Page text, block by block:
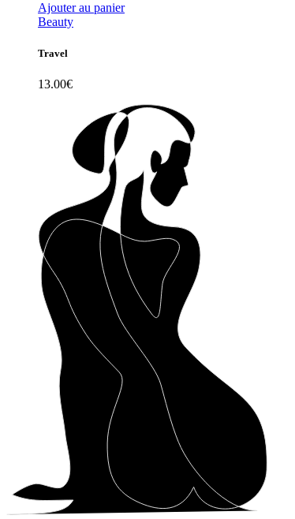
Ajouter au panier
Beauty
Travel
13.00€